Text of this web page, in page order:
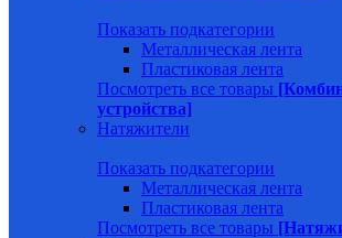
Показать подкатегории
Металлическая лента
Пластиковая лента
Посмотреть все товары
устройства]
Натяжители
Показать подкатегории
Металлическая лента
Пластиковая лента
Посмотреть все товары